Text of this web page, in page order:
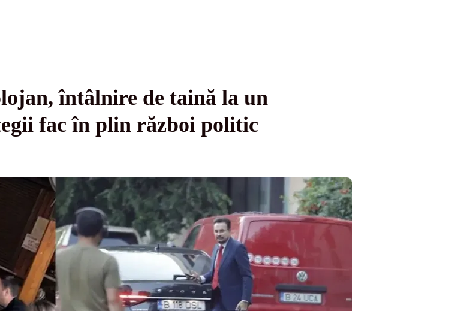
întâlnire de taină la un
fac în plin război politic